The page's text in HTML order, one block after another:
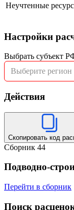
Неучтенные
Настройки
Выбрать субъект
Выберите
Действия
Скопировать код
Сборник 44
Подводно-
Перейти в сборник
Поиск